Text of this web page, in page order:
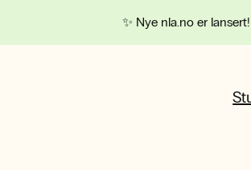
✨ Nye nla.no er